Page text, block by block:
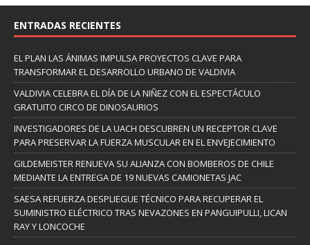
ENTRADAS RECIENTES
EL PLAN LAS ÁNIMAS IMPULSA PROYECTOS CLAVE PARA
TRANSFORMAR EL DESARROLLO URBANO DE VALDIVIA
VALDIVIA CELEBRA EL DÍA DE LA NIÑEZ CON EL ESPECTÁCULO
GRATUITO CIRCO DE DINOSAURIOS
INVESTIGADORES DE LA UACH DESCUBREN UN RECEPTOR CLAVE
PARA PRESERVAR LA FUERZA MUSCULAR EN EL ENVEJECIMIENTO
GILDEMEISTER RENUEVA SU ALIANZA CON BOMBEROS DE CHILE
MEDIANTE LA ENTREGA DE 19 NUEVAS CAMIONETAS JAC
SAESA REFUERZA DESPLIEGUE TÉCNICO PARA RECUPERAR EL
SUMINISTRO ELÉCTRICO TRAS NEVAZONES EN PANGUIPULLI, LICAN
RAY Y LONCOCHE